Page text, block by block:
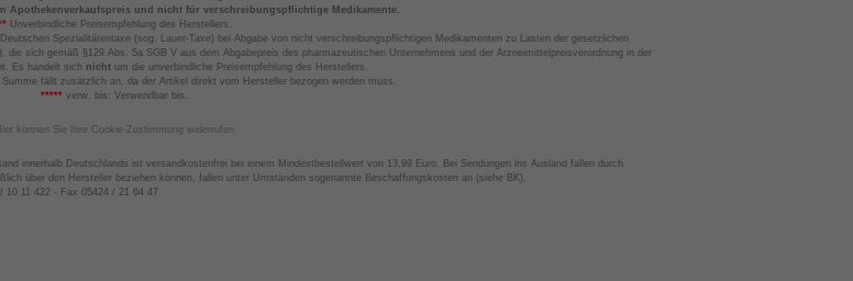
Apothekenverkaufspreis und nicht für verschreibungspflichtige Medikamente.
Unverbindliche Preisempfehlung des Herstellers.
Spezialitätentaxe (sog. Lauer-Taxe) bei Abgabe von nicht verschreibungspflichtigen Medikamenten zu Lasten der gesetzlichen
sich gemäß §129 Abs. 5a SGB V aus dem Abgabepreis des pharmazeutischen Unternehmens und der Arzneimittelpreisverordnung in der
Es handelt sich nicht um die unverbindliche Preisempfehlung des Herstellers.
fällt zusätzlich an, da der Artikel direkt vom Hersteller bezogen werden muss.
***** verw. bis: Verwendbar bis.
können Sie Ihre Cookie-Zustimmung widerrufen
innerhalb Deutschlands ist versandkostenfrei bei einem Mindestbestellwert von 13,99 Euro. Bei Sendungen ins Ausland fallen durch
über den Hersteller beziehen können, fallen unter Umständen sogenannte Beschaffungskosten an (siehe BK).
10 11 422 - Fax 05424 / 21 64 47